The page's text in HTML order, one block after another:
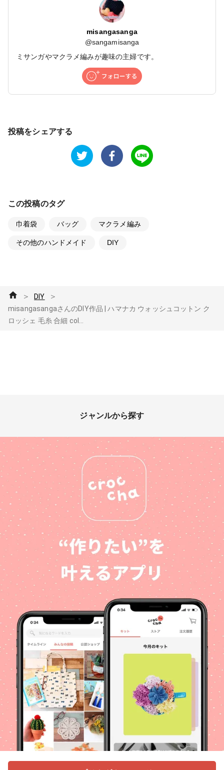
misangasanga
@sangamisanga
ミサンガやマクラメ編みが趣味の主婦です。
投稿をシェアする
この投稿のタグ
巾着袋 バッグ マクラメ編み
その他のハンドメイド DIY
＞ DIY ＞
misangasangaさんのDIY作品 | ハマナカ ウォッシュコットン ク
ロッシェ 毛糸 合細 col...
ジャンルから探す